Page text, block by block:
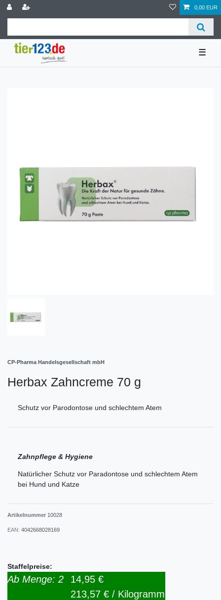
0,00 EUR
☰
CP-Pharma Handelsgesellschaft mbH
Herbax Zahncreme 70 g
Schutz vor Parodontose und schlechtem Atem
Zahnpflege & Hygiene
Natürlicher Schutz vor Paradontose und schlechtem Atem
bei Hund und Katze
Artikelnummer 10028
EAN: 4042668028169
Staffelpreise:
Ab Menge: 2
14,95 €
213,57 € / Kilogramm